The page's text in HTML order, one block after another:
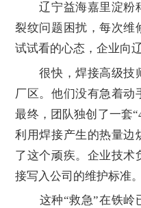
辽宁益海嘉里淀粉
裂纹问题困扰，每次维
试试看的心态，企业向
很快，焊接高级技
厂区。他们没有急着动
最终，团队独创了一套
利用焊接产生的热量边
了这个顽疾。企业技术
接写入公司的维护标准。
这种“救急”在铁岭